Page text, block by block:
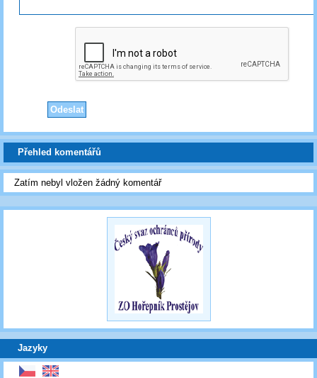
Přehled komentářů
Zatím nebyl vložen žádný komentář
Jazyky